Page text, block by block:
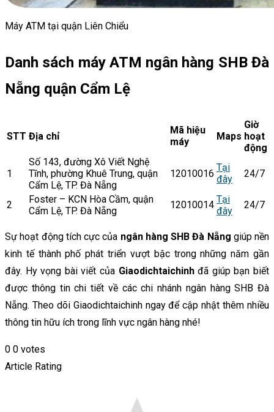
Máy ATM tại quận Liên Chiểu
Danh sách máy ATM ngân hàng SHB Đà
Nẵng quận Cẩm Lệ
STT Địa chỉ
Mã hiệu
máy
Maps
Giờ
hoạt
động
1
Số 143, đường Xô Viết Nghệ
Tĩnh, phường Khuê Trung, quận
Cẩm Lệ, TP. Đà Nẵng
12010016
Tại
đây
24/7
2
Foster – KCN Hòa Cầm, quận
Cẩm Lệ, TP. Đà Nẵng
12010014 Tại
đây
24/7
Sự hoạt động tích cực của ngân hàng SHB Đà Nẵng giúp nền
kinh tế thành phố phát triển vượt bậc trong những năm gần
đây. Hy vọng bài viết của Giaodichtaichinhđã giúp bạn biết
được thông tin chi tiết về các chi nhánh ngân hàng SHB Đà
Nẵng. Theo dõi Giaodichtaichinh ngay để cập nhật thêm nhiều
thông tin hữu ích trong lĩnh vực ngân hàng nhé!
0 0 votes
Article Rating